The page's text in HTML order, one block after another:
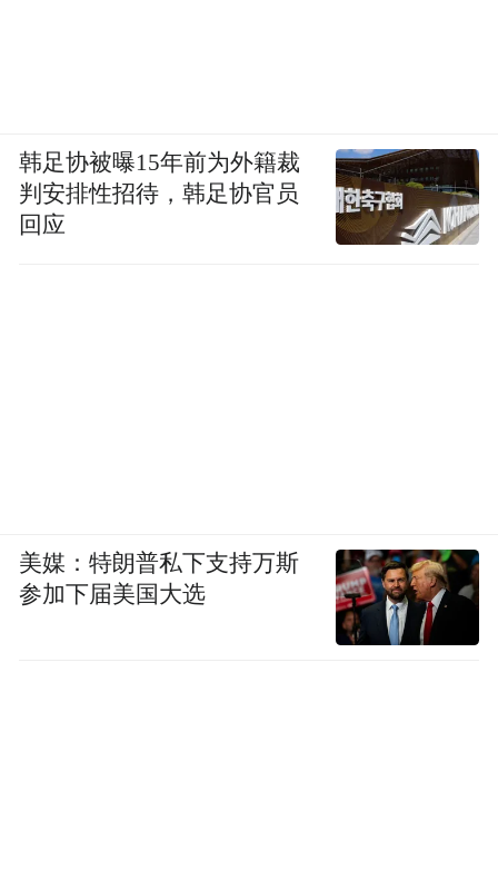
韩足协被曝15年前为外籍裁
判安排性招待，韩足协官员
回应
美媒：特朗普私下支持万斯
参加下届美国大选